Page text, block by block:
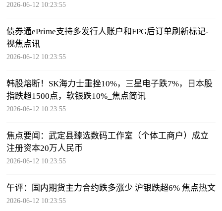
2026-06-12 10:23:55
债券通ePrime支持多发行人账户和FPG后订单刷新标记-
视焦点讯
2026-06-12 10:23:55
韩股熔断！SK海力士重挫10%，三星电子跌7%，日本股
指跌超1500点，软银跌10%_焦点简讯
2026-06-12 10:23:55
焦点要闻：武定县臻选数码工作室（个体工商户）成立
注册资本20万人民币
2026-06-12 10:23:55
午评：国内期货主力合约跌多涨少 沪银跌超6% 焦点热文
2026-06-12 10:23:55